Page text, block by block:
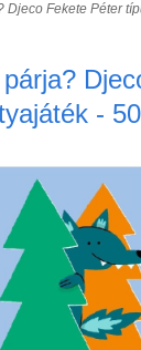
Djeco Fekete Péter
-
Bébijátékok
Diafilm
Fajátékok
Játék